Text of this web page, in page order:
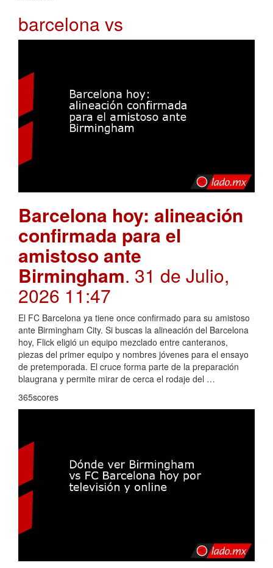
barcelona vs
Barcelona hoy: alineación
confirmada para el
amistoso ante
Birmingham. 31 de Julio,
2026 11:47
El FC Barcelona ya tiene once confirmado para su amistoso
ante Birmingham City. Si buscas la alineación del Barcelona
hoy, Flick eligió un equipo mezclado entre canteranos,
piezas del primer equipo y nombres jóvenes para el ensayo
de pretemporada. El cruce forma parte de la preparación
blaugrana y permite mirar de cerca el rodaje del …
365scores